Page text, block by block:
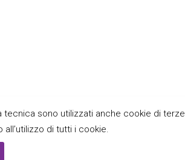
sono utilizzati anche cookie di
di tutti i cookie.